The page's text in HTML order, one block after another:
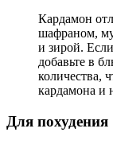
Кардамон
шафраном,
и зирой.
добавьте в
количества,
кардамона и
Для похудения